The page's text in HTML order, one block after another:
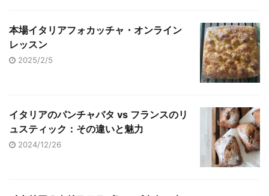
本場イタリアフォカッチャ・オンライン
レッスン
2025/2/5
イタリアのパンチャバタ vs フランスのリ
ュスティック：その違いと魅力
2024/12/26